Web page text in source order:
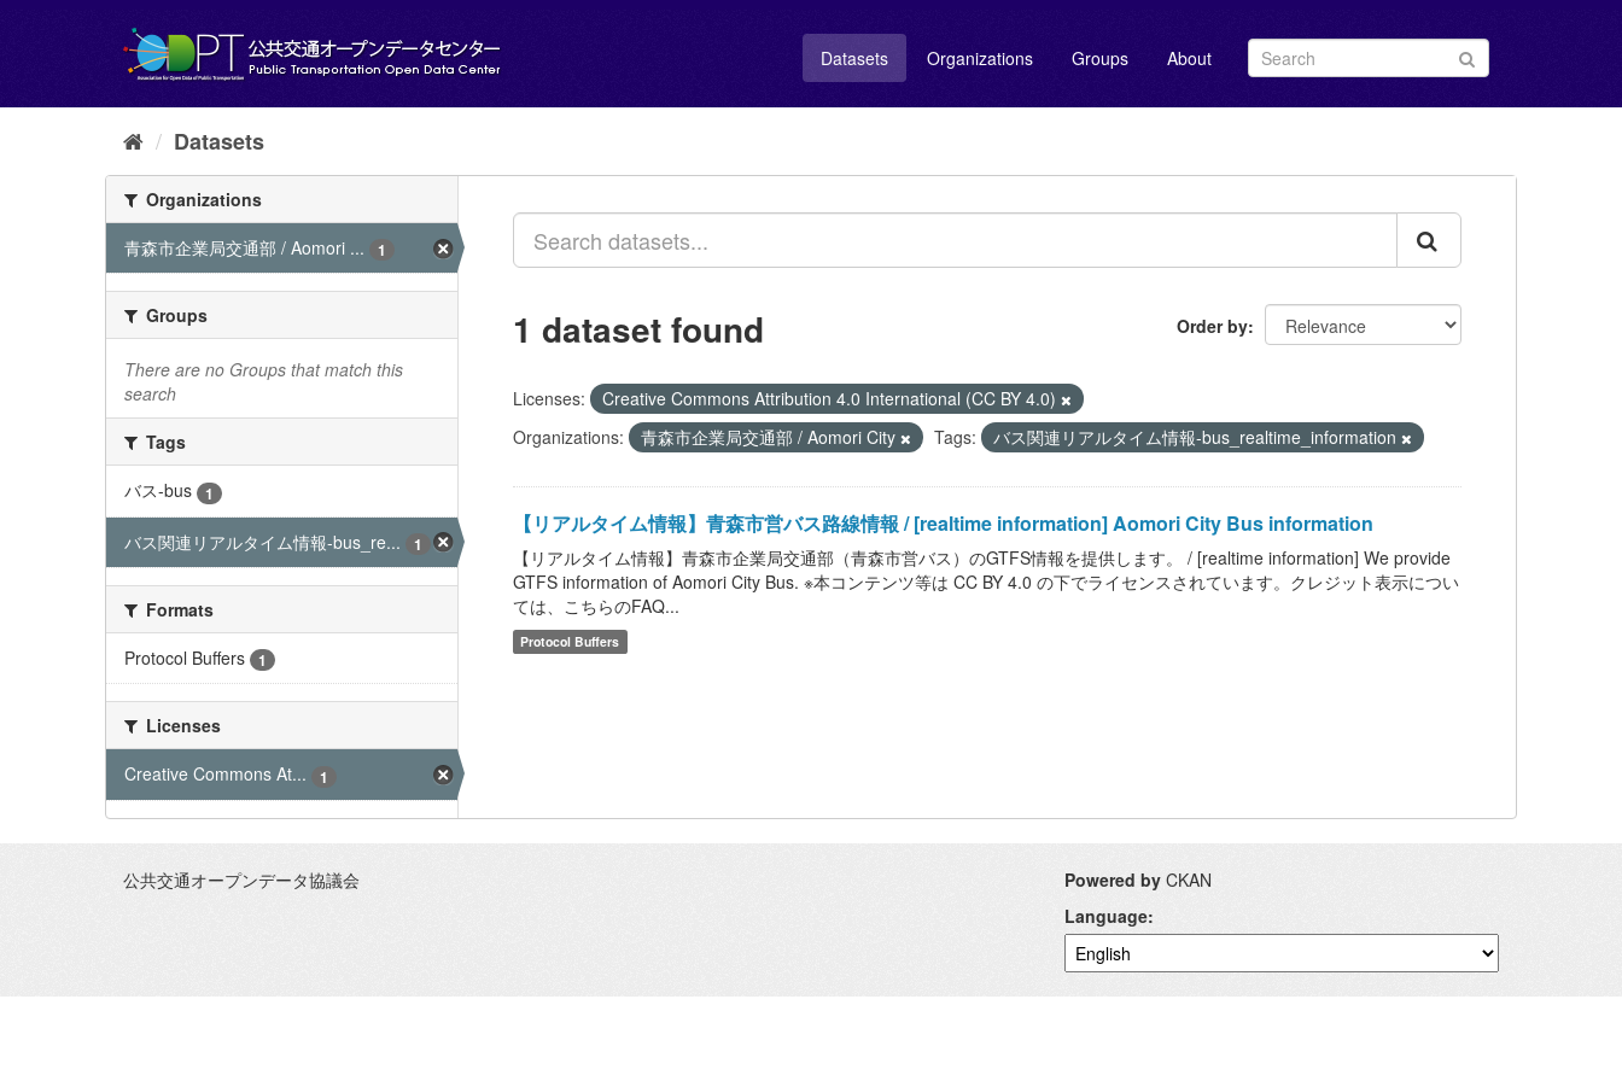
Datasets Organizations Groups About
Datasets
Organizations
青森市企業局交通部 / Aomori ...
1
Groups
There are no Groups that match this
search
Tags
バス-bus
1
バス関連リアルタイム情報-bus_re... 1
Formats
Protocol Buffers
1
Licenses
Creative Commons At...
1
Order by
1 dataset found
Licenses:
Creative Commons Attribution 4.0 International (CC BY 4.0)
Organizations:
青森市企業局交通部 / Aomori City Tags: バス関連リアルタイム情報-bus_realtime_information
【リアルタイム情報】青森市営バス路線情報 / [realtime information] Aomori City Bus information
【リアルタイム情報】青森市企業局交通部（青森市営バス）のGTFS情報を提供します。 / [realtime information] We provide
GTFS information of Aomori City Bus. ※本コンテンツ等は CC BY 4.0 の下でライセンスされています。クレジット表示につい
ては、こちらのFAQ...
Protocol Buffers
公共交通オープンデータ協議会 Powered by CKAN
Language